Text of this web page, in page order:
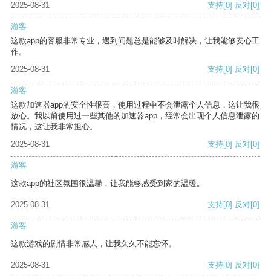
2025-08-31
支持[0] 反对[0]
游客
这款app的客服非常专业，遇到问题总是能够及时解决，让我能够安心工
作。
2025-08-31
支持[0] 反对[0]
游客
这款加速器app的安全性很高，使用过程中不会泄露个人信息，这让我很
放心。我以前使用过一些其他的加速器app，经常会出现个人信息泄露的
情况，这让我非常担心。
2025-08-31
支持[0] 反对[0]
游客
这款app的社区氛围很温馨，让我能够感受到家的温暖。
2025-08-31 支持[0] 反对[0]
游客
这款游戏的剧情非常感人，让我久久不能忘怀。
2025-08-31 支持[0] 反对[0]